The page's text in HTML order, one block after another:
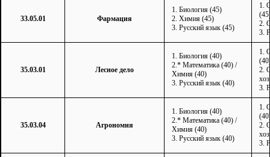
33.05.01 Фармация
1. Биология (45)
2. Химия (45)
3. Русский язык (45)
1.
2.
3.
35.03.01 Лесное дело
1. Биология (40)
2.* Математика (40) /
Химия (40)
3. Русский язык (40)
1.
2.
3.
35.03.04 Агрономия
1. Биология (40)
2.* Математика (40) /
Химия (40)
3. Русский язык (40)
1.
2.
3.